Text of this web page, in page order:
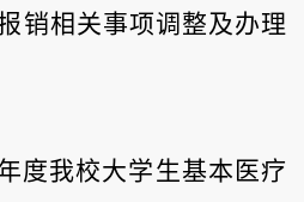
销相关事项调整及办理
度我校大学生基本医疗